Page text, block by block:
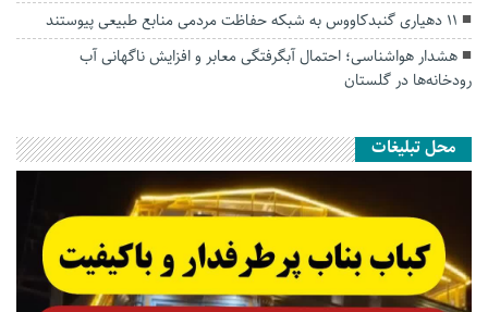
۱۱ دهیاری گنبدکاووس به شبکه حفاظت مردمی منابع طبیعی پیوستند
هشدار هواشناسی؛ احتمال آبگرفتگی معابر و افزایش ناگهانی آب
رودخانه‌ها در گلستان
محل تبلیغات